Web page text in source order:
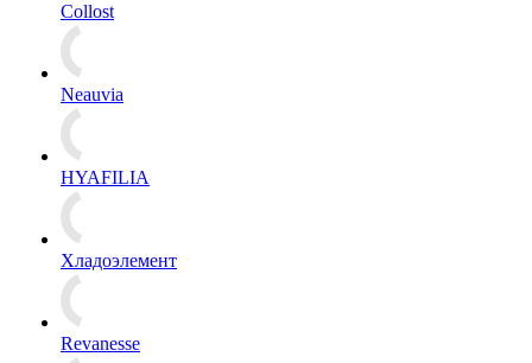
Collost
Neauvia
HYAFILIA
Хладоэлемент
Revanesse